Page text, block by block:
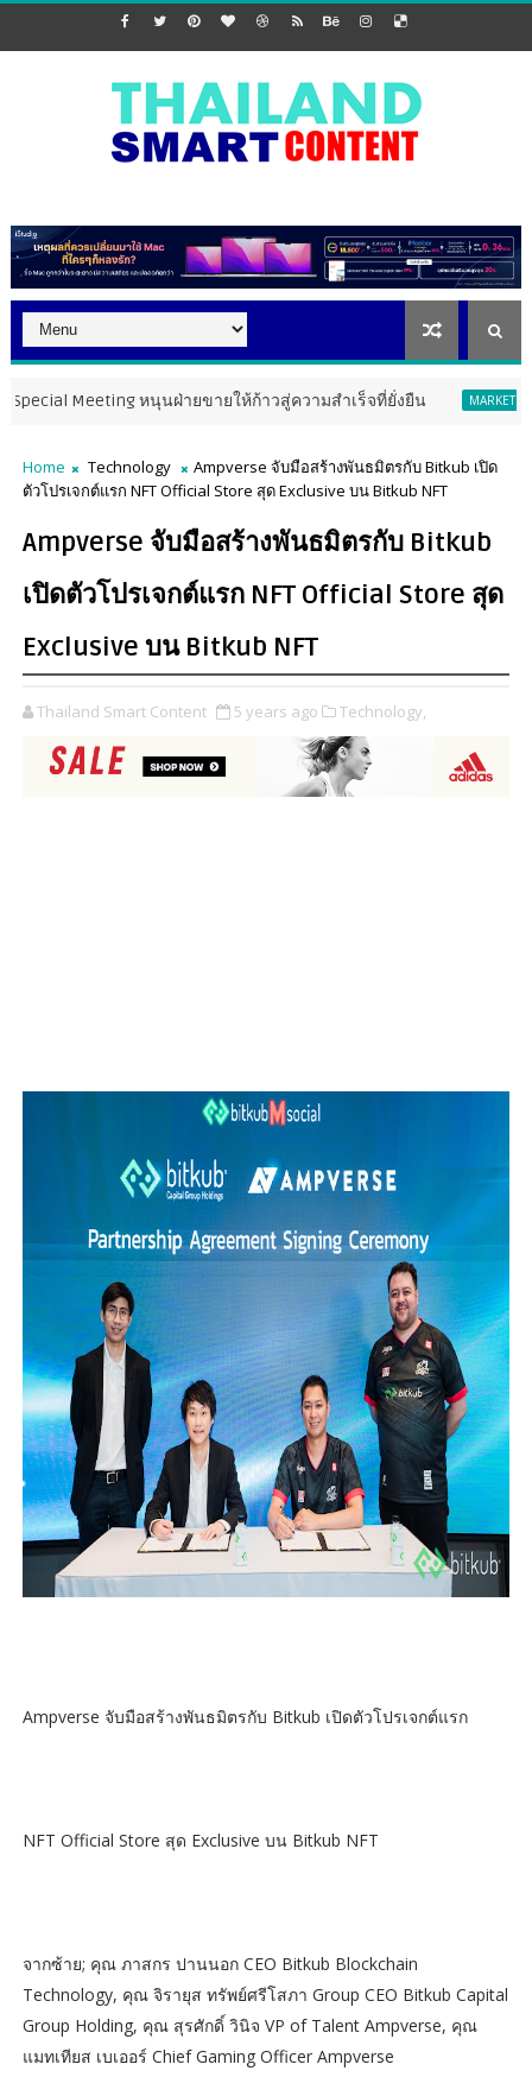
หนุนฝ่ายขายให้ก้าวสู่ความสำเร็จที่ยั่งยืน MARKETING PMT
Home Technology
Ampverse จับมือสร้างพันธมิตรกับ Bitkub เปิด
ตัวโปรเจกต์แรก NFT Official Store สุด Exclusive บน Bitkub NFT
Ampverse จับมือสร้างพันธมิตรกับ Bitkub
เปิดตัวโปรเจกต์แรก NFT Official Store สุด
Exclusive บน Bitkub NFT
Thailand Smart Content 5 years ago Technology,
Ampverse จับมือสร้างพันธมิตรกับ Bitkub เปิดตัวโปรเจกต์แรก
NFT Official Store สุด Exclusive บน Bitkub NFT
จากซ้าย; คุณ ภาสกร ปานนอก CEO Bitkub Blockchain
Technology, คุณ จิรายุส ทรัพย์ศรีโสภา Group CEO Bitkub Capital
Group Holding, คุณ สุรศักดิ์ วินิจ VP of Talent Ampverse, คุณ
แมทเทียส เบเออร์ Chief Gaming Officer Ampverse